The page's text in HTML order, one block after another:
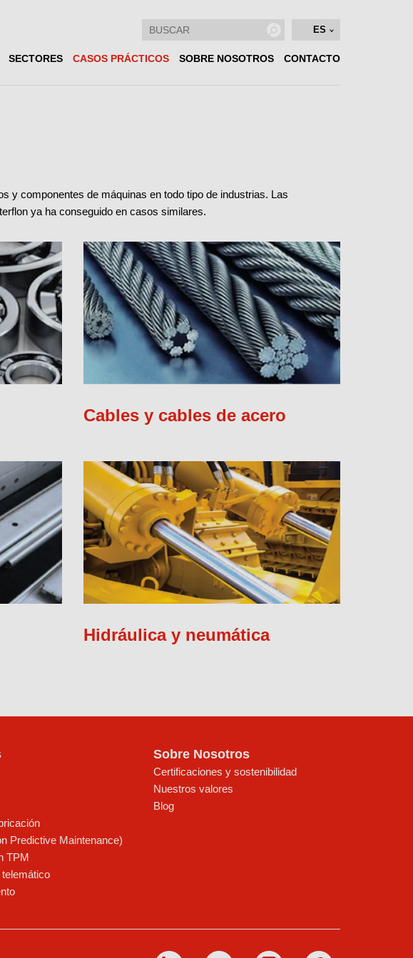
ES
SECTORES CASOS PRÁCTICOS SOBRE NOSOTROS CONTACTO
y componentes de máquinas en todo tipo de industrias. Las
ya ha conseguido en casos similares.
Cables y cables de acero
Hidráulica y neumática
Predictive Maintenance)
TPM
Sobre Nosotros
Certificaciones y sostenibilidad
Nuestros valores
Blog